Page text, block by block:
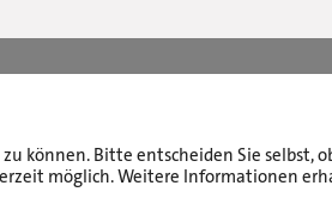
können. Bitte entscheiden Sie selbst,
möglich. Weitere Informationen